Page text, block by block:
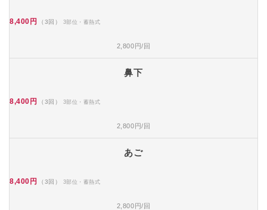
8,400円 （3回） 3部位・蓄熱式
2,800円/回
鼻下
8,400円 （3回） 3部位・蓄熱式
2,800円/回
あご
8,400円 （3回） 3部位・蓄熱式
2,800円/回